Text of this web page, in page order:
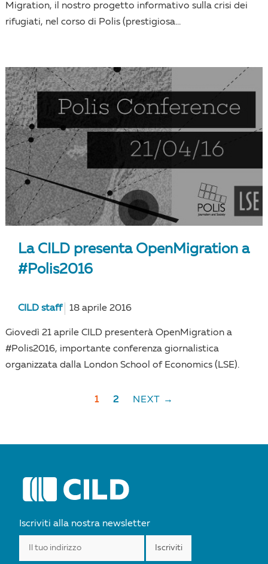
Migration, il nostro progetto informativo sulla crisi dei
rifugiati, nel corso di Polis (prestigiosa...
La CILD presenta OpenMigration a
#Polis2016
CILD staff 18 aprile 2016
Giovedì 21 aprile CILD presenterà OpenMigration a
#Polis2016, importante conferenza giornalistica
organizzata dalla London School of Economics (LSE).
1 2 NEXT →
Iscriviti alla nostra newsletter